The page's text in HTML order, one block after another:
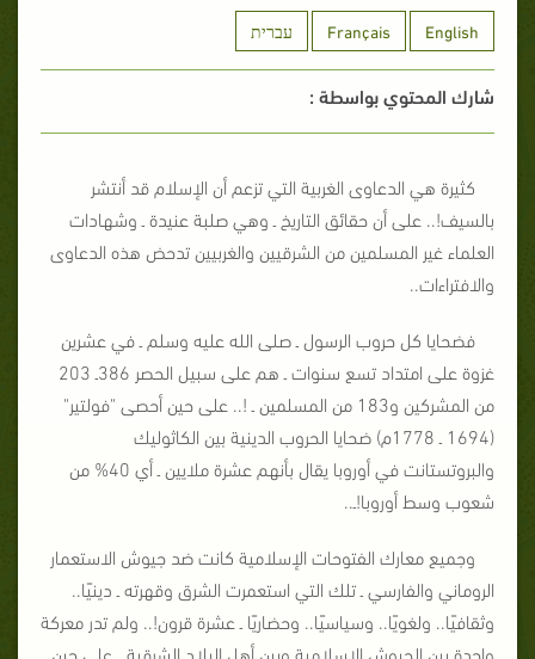
English
Français עברית
شارك المحتوي بواسطة :
كثيرة هي الدعاوى الغربية التي تزعم أن الإسلام قد أنتشر
بالسيف!.. على أن حقائق التاريخ ـ وهي صلبة عنيدة ـ وشهادات
العلماء غير المسلمين من الشرقيين والغربيين تدحض هذه الدعاوى
والافتراءات..
فضحايا كل حروب الرسول ـ صلى الله عليه وسلم ـ في عشرين
غزوة على امتداد تسع سنوات ـ هم على سبيل الحصر 386ـ 203
من المشركين و183 من المسلمين ـ !.. على حين أحصى "فولتير"
(1694 ـ 1778م) ضحايا الحروب الدينية بين الكاثوليك
والبروتستانت في أوروبا يقال بأنهم عشرة ملايين ـ أي 40% من
شعوب وسط أوروبا!ـ..
وجميع معارك الفتوحات الإسلامية كانت ضد جيوش الاستعمار
الروماني والفارسي ـ تلك التي استعمرت الشرق وقهرته ـ دينيًا..
وثقافيًا.. ولغويًا.. وسياسيًا.. وحضاريًا ـ عشرة قرون!.. ولم تدر معركة
واحدة بين الجيوش الإسلامية وبين أهل البلاد الشرقية.. على حين